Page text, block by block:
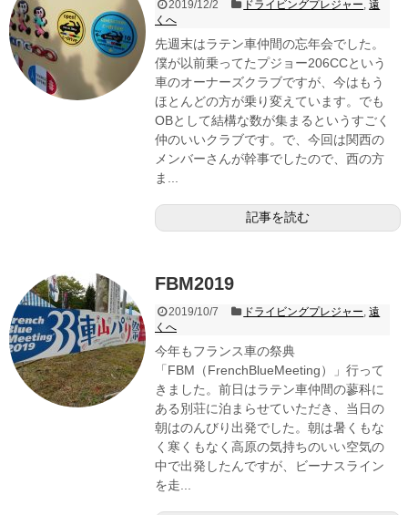
2019/12/2 ドライビングプレジャー,遠
くへ
先週末はラテン車仲間の忘年会でした。
僕が以前乗ってたプジョー206CCという
車のオーナーズクラブですが、今はもう
ほとんどの方が乗り変えています。でも
OBとして結構な数が集まるというすごく
仲のいいクラブです。で、今回は関西の
メンバーさんが幹事でしたので、西の方
ま...
記事を読む
FBM2019
2019/10/7 ドライビングプレジャー,遠
くへ
今年もフランス車の祭典
「FBM（FrenchBlueMeeting）」行って
きました。前日はラテン車仲間の蓼科に
ある別荘に泊まらせていただき、当日の
朝はのんびり出発でした。朝は暑くもな
く寒くもなく高原の気持ちのいい空気の
中で出発したんですが、ビーナスライン
を走...